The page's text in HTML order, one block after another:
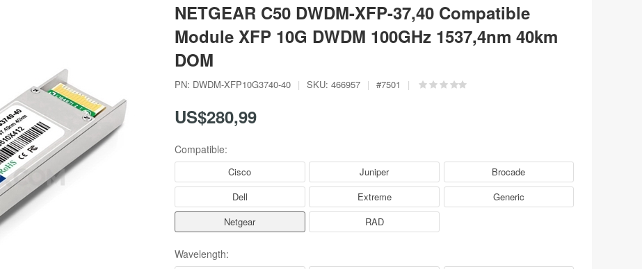
NETGEAR C50 DWDM-XFP-37,40 Compatible
Module XFP 10G DWDM 100GHz 1537,4nm 40km
DOM
PN: DWDM-XFP10G3740-40 | SKU: 466957 | #7501 |
US$280,99
Compatible:
Cisco Juniper
Brocade
Dell
Extreme
Generic
Netgear
RAD
Wavelength: